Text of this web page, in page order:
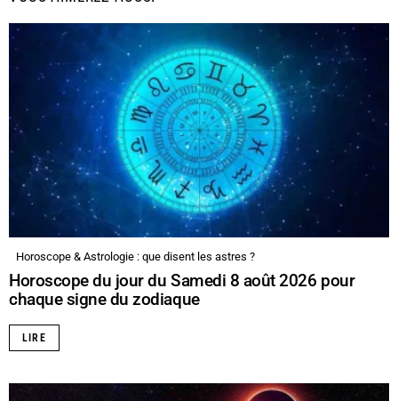
Horoscope & Astrologie : que disent les astres ?
Horoscope du jour du Samedi 8 août 2026 pour
chaque signe du zodiaque
LIRE